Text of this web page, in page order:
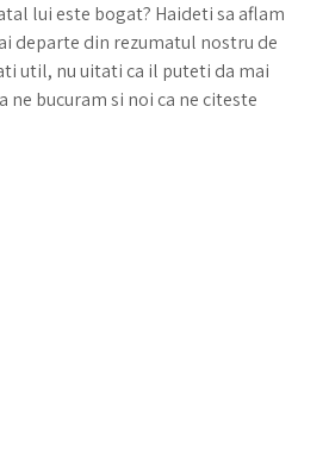
lui este bogat? Haideti sa aflam
departe din rezumatul nostru de
util, nu uitati ca il puteti da mai
ne bucuram si noi ca ne citeste